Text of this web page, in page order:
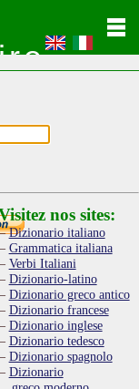
nos sites:
Dizionario italiano
Grammatica italiana
Verbi Italiani
Dizionario-latino
Dizionario greco antico
Dizionario francese
Dizionario inglese
Dizionario tedesco
Dizionario spagnolo
Dizionario